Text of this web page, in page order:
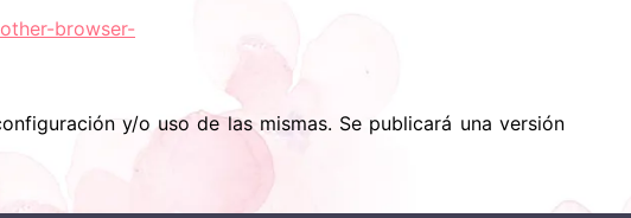
browser-
y/o uso de las mismas. Se publicará una versión